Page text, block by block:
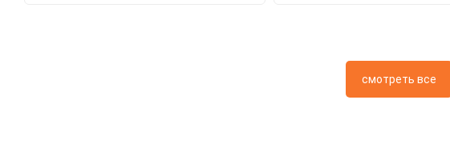
смотреть все